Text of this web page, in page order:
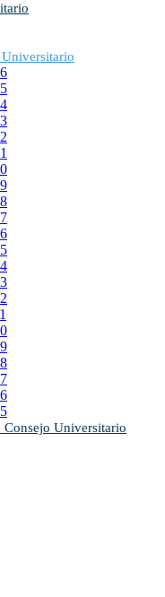
Consejo Universitario